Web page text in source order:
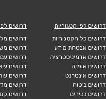
דרושים לפי קטגוריות
דרושים כל הקטגוריות
דרושים אבטחת מידע
דרושים אדמיניסטרציה
דרושים אופנה
דרושים אינטרנט
דרושים ביטוח
דרושים בכירים
דרושים
דרושים
דרושים
דרושים
דרושים
דרושים
דרושים
דרושים